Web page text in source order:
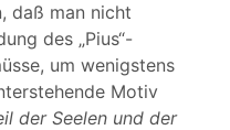
daß man nicht
des „Pius“-
um wenigstens
Motiv
der Seelen und der